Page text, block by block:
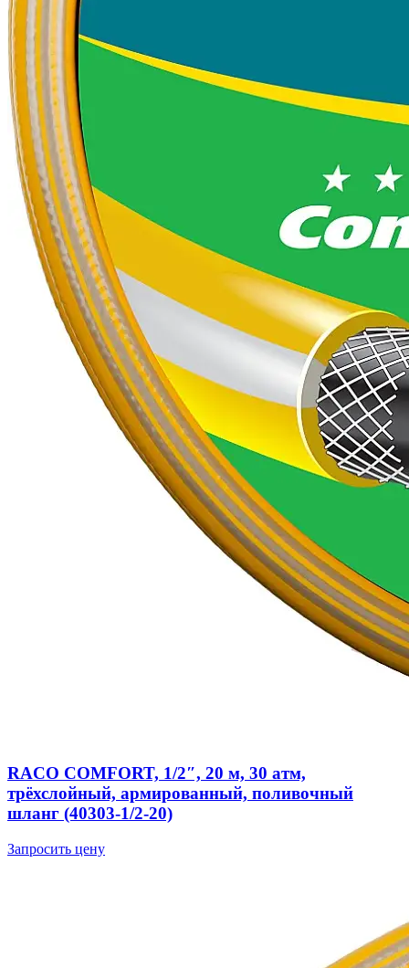
RACO COMFORT, 1/2″, 20 м, 30 атм,
трёхслойный, армированный, поливочный
шланг (40303-1/2-20)
Запросить цену